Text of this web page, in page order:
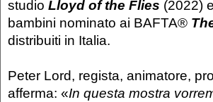
studio Lloyd of the Flies (2022)
bambini nominato ai BAFTA®
distribuiti in Italia.
Peter Lord, regista, animatore,
afferma: «In questa mostra